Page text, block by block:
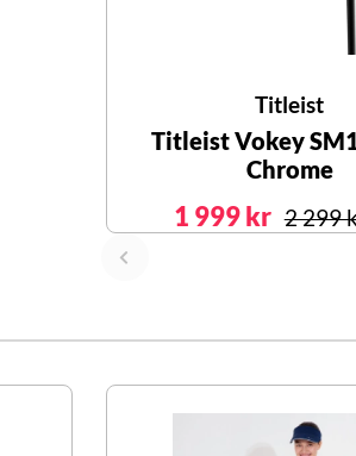
Titleist
Titleist Vokey
Chrome
1 999 kr 2 299